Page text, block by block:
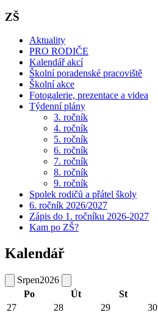
ZŠ
Aktuality
PRO RODIČE
Kalendář akcí
Školní poradenské pracoviště
Školní akce
Fotogalerie, prezentace a videa
Týdenní plány
3. ročník
4. ročník
5. ročník
6. ročník
7. ročník
8. ročník
9. ročník
Spolek rodičů a přátel školy
6. ročník 2026/2027
Zápis do 1. ročníku 2026-2027
Kam po ZŠ?
Kalendář
Srpen2026
Po
Út St
27
28 29 30